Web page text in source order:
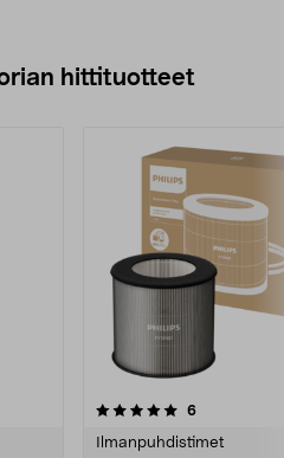
hittituotteet
6arvostelut
Ilmanpuhdistimet
5.0 viidestä